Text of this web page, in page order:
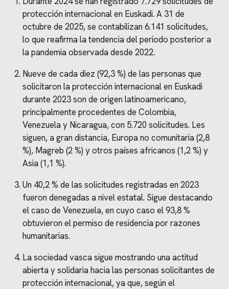
protección internacional en Euskadi. A 31 de
octubre de 2025, se contabilizan 6.141 solicitudes,
lo que reafirma la tendencia del periodo posterior a
la pandemia observada desde 2022.
Nueve de cada diez (92,3 %) de las personas que
solicitaron la protección internacional en Euskadi
durante 2023 son de origen latinoamericano,
principalmente procedentes de Colombia,
Venezuela y Nicaragua, con 5.720 solicitudes. Les
siguen, a gran distancia, Europa no comunitaria (2,8
%), Magreb (2 %) y otros países africanos (1,2 %) y
Asia (1,1 %).
Un 40,2 % de las solicitudes registradas en 2023
fueron denegadas a nivel estatal. Sigue destacando
el caso de Venezuela, en cuyo caso el 93,8 %
obtuvieron el permiso de residencia por razones
humanitarias.
La sociedad vasca sigue mostrando una actitud
abierta y solidaria hacia las personas solicitantes de
protección internacional, ya que, según el